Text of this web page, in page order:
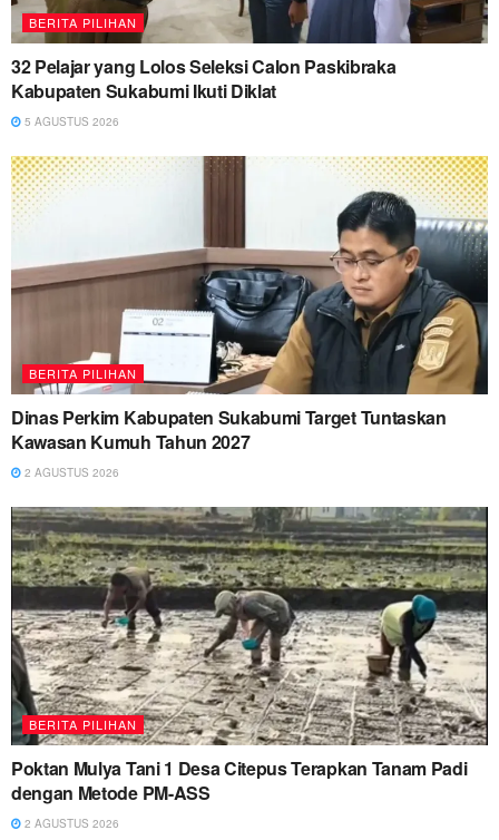
BERITA PILIHAN
32 Pelajar yang Lolos Seleksi Calon Paskibraka
Kabupaten Sukabumi Ikuti Diklat
5 AGUSTUS 2026
BERITA PILIHAN
Dinas Perkim Kabupaten Sukabumi Target Tuntaskan
Kawasan Kumuh Tahun 2027
2 AGUSTUS 2026
BERITA PILIHAN
Poktan Mulya Tani 1 Desa Citepus Terapkan Tanam Padi
dengan Metode PM-ASS
2 AGUSTUS 2026